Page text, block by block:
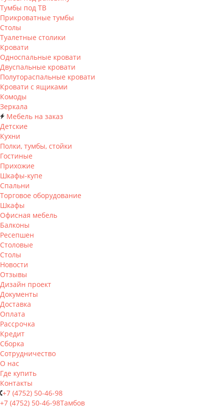
Тумбы под ТВ
Прикроватные тумбы
Столы
Туалетные столики
Кровати
Односпальные кровати
Двуспальные кровати
Полутораспальные кровати
Кровати с ящиками
Комоды
Зеркала
Мебель на заказ
Детские
Кухни
Полки, тумбы, стойки
Гостиные
Прихожие
Шкафы-купе
Спальни
Торговое оборудование
Шкафы
Офисная мебель
Балконы
Ресепшен
Столовые
Столы
Новости
Отзывы
Дизайн проект
Документы
Доставка
Оплата
Рассрочка
Кредит
Сборка
Сотрудничество
О нас
Где купить
Контакты
+7 (4752) 50-46-98
+7 (4752) 50-46-98Тамбов